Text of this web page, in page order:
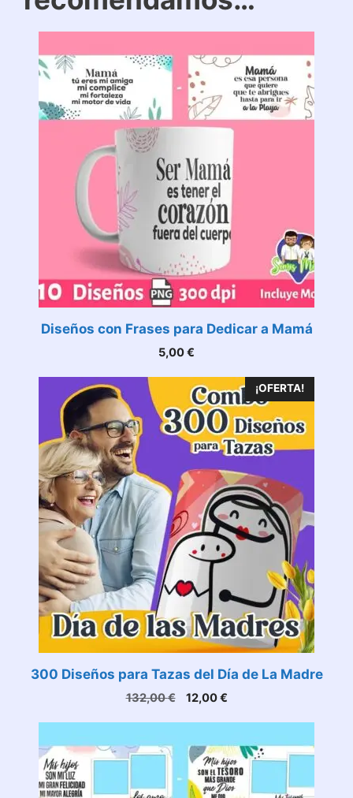
Diseños con Frases para Dedicar a Mamá
5,00€
¡OFERTA!
300 Diseños para Tazas del Día de La Madre
132,00€
El
era:
132,00 €.
12,00€El
es:
12,00 €.